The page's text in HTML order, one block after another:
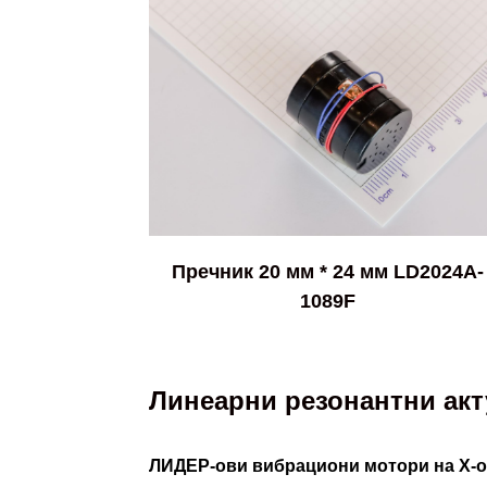
Пречник 20 мм * 24 мм LD2024A-
1089F
Линеарни резонантни
ЛИДЕР-ови вибрациони мотори на X-